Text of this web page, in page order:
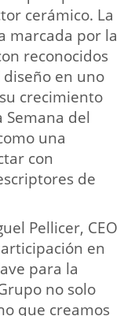
cerámico. La
marcada por la
reconocidos
en uno
crecimiento
Semana del
una
con
de
Pellicer, CEO
en
para la
no solo
que creamos